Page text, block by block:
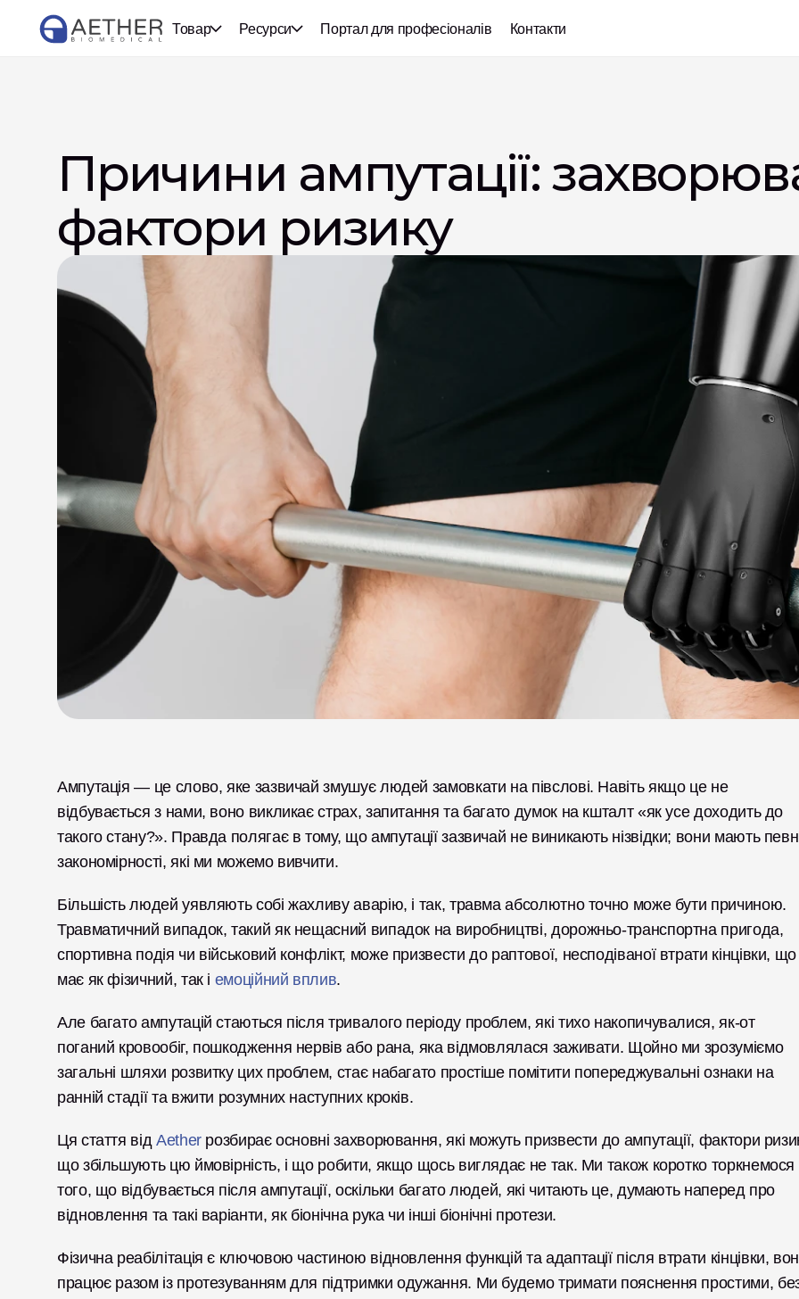
Товар Ресурси Портал для професіоналів Контакти
Причини ампутації:
фактори ризику
Ампутація — це слово, яке зазвичай змушує людей замовкати на півслові. Навіть якщо це не
відбувається з нами, воно викликає страх, запитання та багато думок на кшталт «як усе доходить до
такого стану?». Правда полягає в тому, що ампутації зазвичай не виникають нізвідки; вони мають
закономірності, які ми можемо вивчити.
Більшість людей уявляють собі жахливу аварію, і так, травма абсолютно точно може бути причиною.
Травматичний випадок, такий як нещасний випадок на виробництві, дорожньо-транспортна пригода,
спортивна подія чи військовий конфлікт, може призвести до раптової, несподіваної втрати кінцівки, що
має як фізичний, так і емоційний вплив.
Але багато ампутацій стаються після тривалого періоду проблем, які тихо накопичувалися, як-от
поганий кровообіг, пошкодження нервів або рана, яка відмовлялася заживати. Щойно ми зрозуміємо
загальні шляхи розвитку цих проблем, стає набагато простіше помітити попереджувальні ознаки на
ранній стадії та вжити розумних наступних кроків.
Ця стаття від Aether розбирає основні захворювання, які можуть призвести до ампутації, фактори
що збільшують цю ймовірність, і що робити, якщо щось виглядає не так. Ми також коротко торкнемося
того, що відбувається після ампутації, оскільки багато людей, які читають це, думають наперед про
відновлення та такі варіанти, як біонічна рука чи інші біонічні протези.
Фізична реабілітація є ключовою частиною відновлення функцій та адаптації після втрати кінцівки,
працює разом із протезуванням для підтримки одужання. Ми будемо тримати пояснення простими,